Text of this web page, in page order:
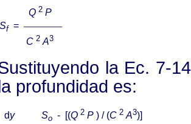
Q 2 P
Sf=
C 2 A3
la Ec. 7-
profundidad es:
dy So - [(Q 2 P ) / (C 2 A3)]